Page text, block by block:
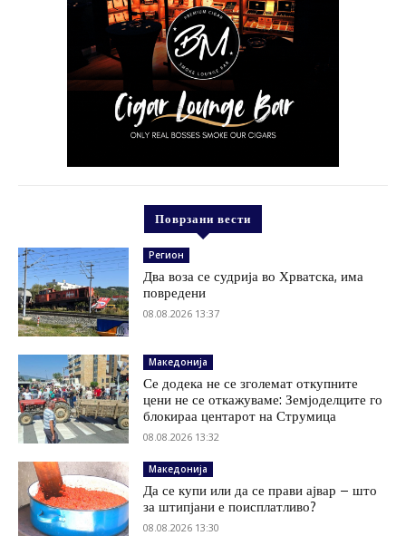
Поврзани вести
Регион
Два воза се судрија во Хрватска, има
повредени
08.08.2026 13:37
Македонија
Се додека не се зголемат откупните
цени не се откажуваме: Земјоделците го
блокираа центарот на Струмица
08.08.2026 13:32
Македонија
Да се купи или да се прави ајвар – што
за штипјани е поисплатливо?
08.08.2026 13:30